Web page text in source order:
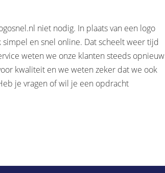
niet nodig. In plaats van een logo
en snel online. Dat scheelt weer tijd
weten we onze klanten steeds opnieuw
kwaliteit en we weten zeker dat we ook
je vragen of wil je een opdracht